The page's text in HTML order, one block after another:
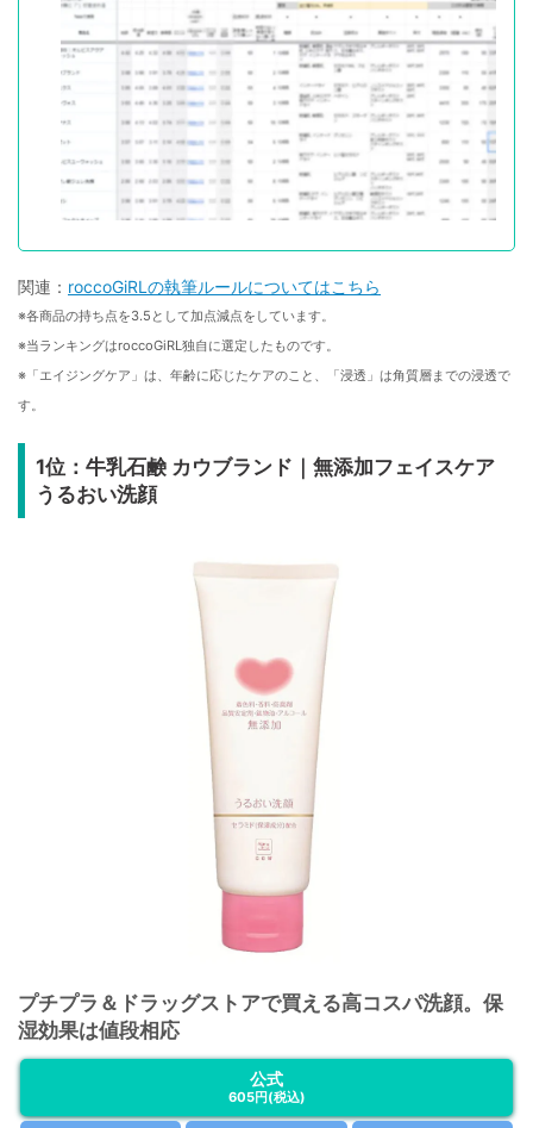
関連： roccoGiRLの執筆ルールについてはこちら
※各商品の持ち点を3.5として加点減点をしています。
※当ランキングはroccoGiRL独自に選定したものです。
※「エイジングケア」は、年齢に応じたケアのこと、「浸透」は角質層までの浸透で
す。
1位：牛乳石鹸 カウブランド｜無添加フェイスケア
うるおい洗顔
プチプラ＆ドラッグストアで買える高コスパ洗顔。保
湿効果は値段相応
公式
605円(税込)